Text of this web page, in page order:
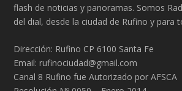
flash de noticias y panoramas. Somos
del dial, desde la ciudad de Rufino y para
Dirección: Rufino CP 6100 Santa Fe
Email: rufinociudad@gmail.com
Canal 8 Rufino fue Autorizado por AFSCA